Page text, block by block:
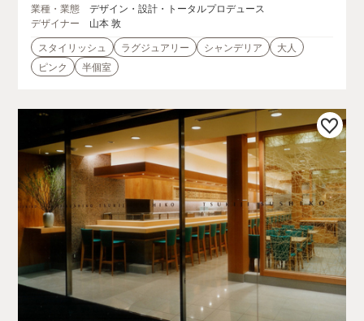
業種・業態
デザイン・設計・トータルプロデュース
デザイナー
山本 敦
スタイリッシュ
ラグジュアリー シャンデリア
大人
ピンク
半個室